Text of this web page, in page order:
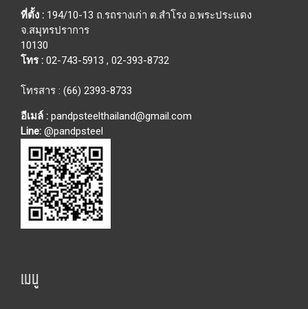
ที่ตั้ง : 194/10-13 ถ.รถรางเก่า ต.สำโรง อ.พระประแดง
จ.สมุทรปราการ
10130
โทร : 02-743-5913 , 02-393-8732
โทรสาร : (66) 2393-8733
อีเมล์ : pandpsteelthailand@gmail.com
Line: @pandpsteel
เมนู